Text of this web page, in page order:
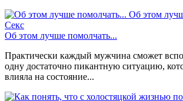
Об этом
Секс
Об этом лучше помолчать...
Практически каждый мужчина сможет
одну достаточно пикантную ситуацию,
влияла на состояние...